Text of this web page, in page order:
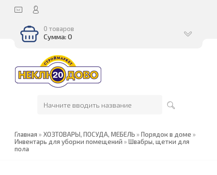
0 товаров
Сумма: 0
Главная » ХОЗТОВАРЫ, ПОСУДА, МЕБЕЛЬ »Порядок в доме »
Инвентарь для уборки помещений »Швабры, щетки для
пола